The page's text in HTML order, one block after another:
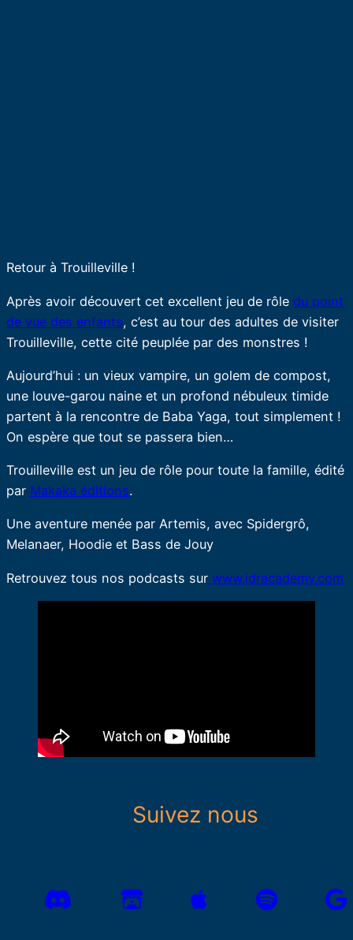
Retour à Trouilleville !
Après avoir découvert cet excellent jeu de rôle du point
de vue des enfants, c’est au tour des adultes de visiter
Trouilleville, cette cité peuplée par des monstres !
Aujourd’hui : un vieux vampire, un golem de compost,
une louve-garou naine et un profond nébuleux timide
partent à la rencontre de Baba Yaga, tout simplement !
On espère que tout se passera bien…
Trouilleville est un jeu de rôle pour toute la famille, édité
par Makaka éditions.
Une aventure menée par Artemis, avec Spidergrô,
Melanaer, Hoodie et Bass de Jouy
Retrouvez tous nos podcasts sur www.jdracademy.com
Suivez nous